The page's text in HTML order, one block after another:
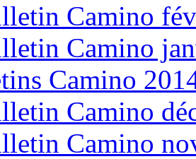
Camino
Camino
Camino
Camino
Camino